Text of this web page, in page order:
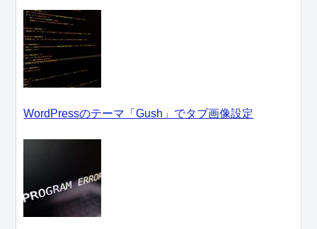
WordPressのテーマ「Gush」でタブ画像設定